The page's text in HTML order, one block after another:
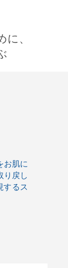
、
お肌に
り戻し
するス